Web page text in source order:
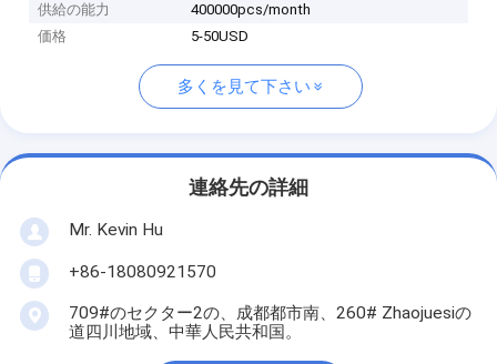
供給の能力
400000pcs/month
価格
5-50USD
多くを見て下さい
連絡先の詳細
Mr. Kevin Hu
+86-18080921570
709#のセクター2の、成都都市南、260# Zhaojuesiの
道四川地域、中華人民共和国。